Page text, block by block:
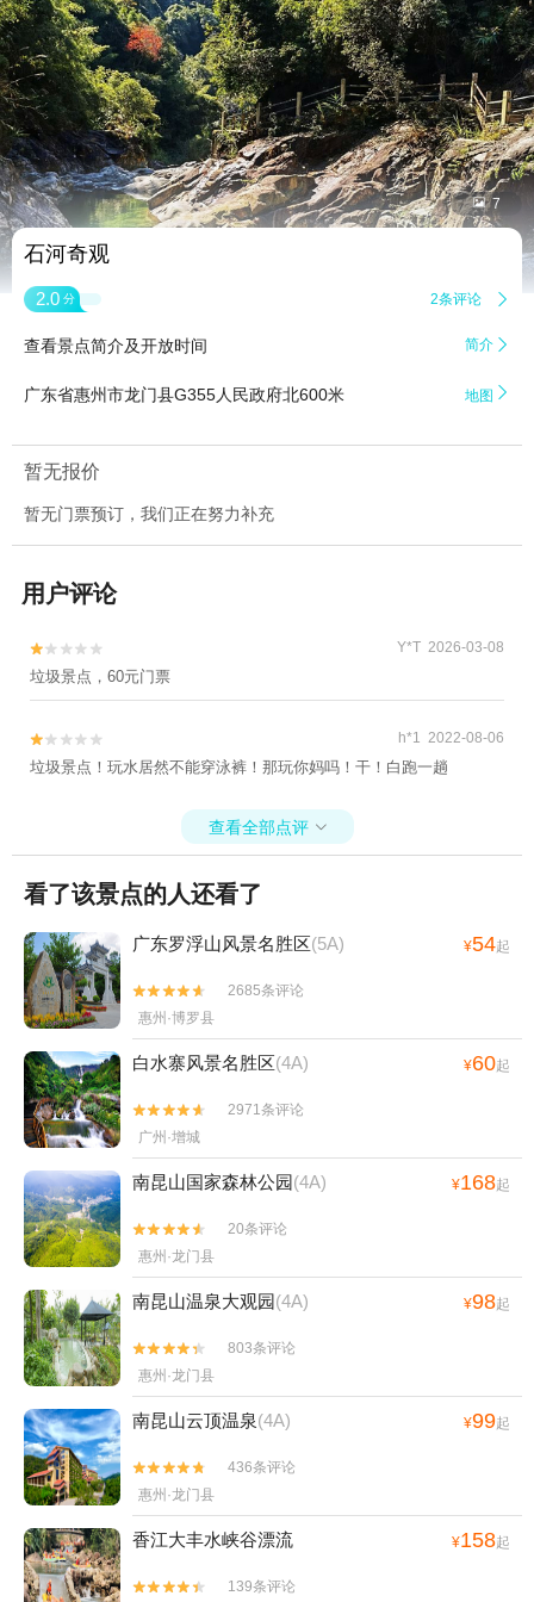
 7
石河奇观
2.0 分 2条评论 
查看景点简介及开放时间 简介 
广东省惠州市龙门县G355人民政府北600米 地图 
暂无报价
暂无门票预订，我们正在努力补充
用户评论

 Y*T 2026-03-08
垃圾景点，60元门票

 h*1 2022-08-06
垃圾景点！玩水居然不能穿泳裤！那玩你妈吗！干！白跑一趟
查看全部点评 
看了该景点的人还看了
广东罗浮山风景名胜区(5A) ¥54起


2685条评论
惠州·博罗县
白水寨风景名胜区(4A) ¥60起


2971条评论
广州·增城
南昆山国家森林公园(4A) ¥168起


20条评论
惠州·龙门县
南昆山温泉大观园(4A) ¥98起


803条评论
惠州·龙门县
南昆山云顶温泉(4A) ¥99起


436条评论
惠州·龙门县
香江大丰水峡谷漂流 ¥158起

 139条评论
